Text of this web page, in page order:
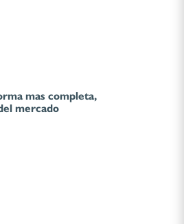
mas completa,
mercado